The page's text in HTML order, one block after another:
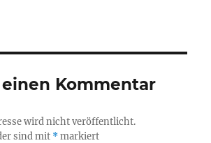
Kommentar
wird nicht veröffentlicht.
sind mit *markiert